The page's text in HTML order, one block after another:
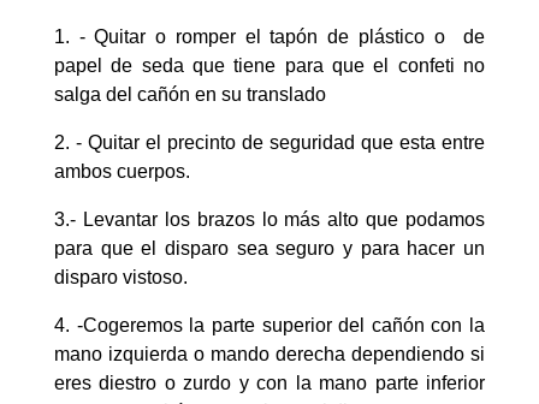
1. - Quitar o romper el tapón de plástico o de
papel de seda que tiene para que el confeti no
salga del cañón en su translado
2. - Quitar el precinto de seguridad que esta entre
ambos cuerpos.
3.- Levantar los brazos lo más alto que podamos
para que el disparo sea seguro y para hacer un
disparo vistoso.
4. -Cogeremos la parte superior del cañón con la
mano izquierda o mando derecha dependiendo si
eres diestro o zurdo y con la mano parte inferior